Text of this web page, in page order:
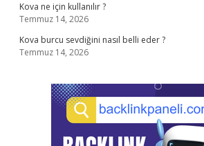
Kova ne için kullanılır ?
Temmuz 14, 2026
Kova burcu sevdiğini nasıl belli eder ?
Temmuz 14, 2026